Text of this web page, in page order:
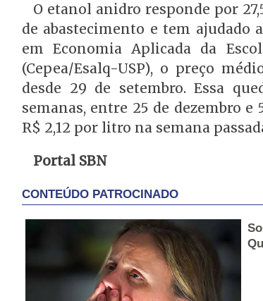
O etanol anidro responde por
de abastecimento e tem ajudado
em Economia Aplicada da
(Cepea/Esalq-USP), o preço
desde 29 de setembro. Essa
semanas, entre 25 de dezembro
R$ 2,12 por litro na semana
Portal SBN